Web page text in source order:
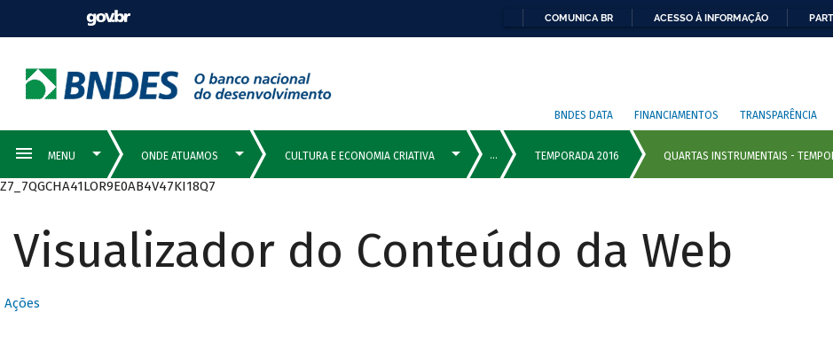
COMUNICA BR ACESSO À INFORMAÇÃO
BNDES DATA FINANCIAMENTOS TRANSPARÊNCIA
Z7_7QGCHA41LOR9E0AB4V47KI18Q7
Visualizador do Conteúdo da Web
Ações